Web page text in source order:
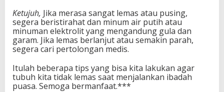
Ketujuh, Jika merasa sangat lemas atau pusing,
segera beristirahat dan minum air putih atau
minuman elektrolit yang mengandung gula dan
garam. Jika lemas berlanjut atau semakin parah,
segera cari pertolongan medis.
Itulah beberapa tips yang bisa kita lakukan agar
tubuh kita tidak lemas saat menjalankan ibadah
puasa. Semoga bermanfaat.***